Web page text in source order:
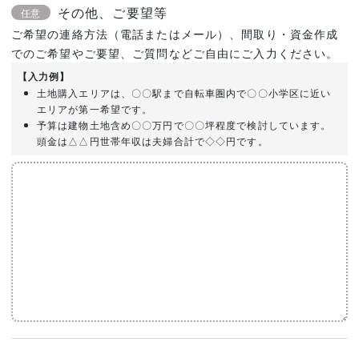
任意 その他、ご要望等
ご希望の連絡方法（電話またはメール）、間取り・資金作成
でのご希望やご要望、ご質問などご自由にご入力ください。
【入力例】
土地購入エリアは、〇〇駅まで自転車圏内で〇〇小学区に近い
エリアが第一希望です。
予算は建物土地含め〇〇万円で〇〇坪程度で検討しています。
頭金は△△円世帯年収は夫婦合計で◇◇円です。